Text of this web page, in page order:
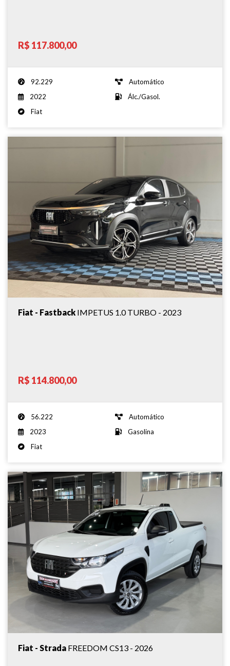
R$ 117.800,00
92.229
Automático
2022
Álc./Gasol.
Fiat
Fiat - Fastback IMPETUS 1.0 TURBO - 2023
R$ 114.800,00
56.222
Automático
2023
Gasolina
Fiat
Fiat - Strada FREEDOM CS13 - 2026